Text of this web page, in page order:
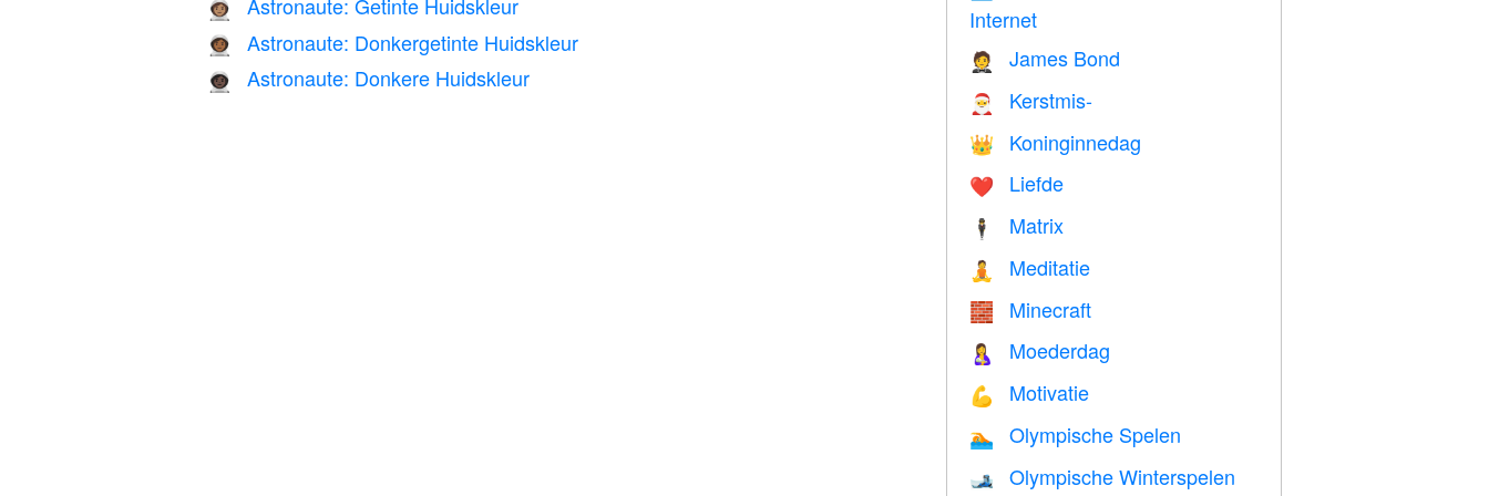
👩🏽‍🚀
👩🏾‍🚀 Astronaute: Donkergetinte Huidskleur
👩🏿‍🚀 Astronaute: Donkere Huidskleur
Internet
🤵 James Bond
🎅 Kerstmis-
👑 Koninginnedag
❤️️ Liefde
🕴️ Matrix
🧘 Meditatie
🧱 Minecraft
🤱 Moederdag
💪 Motivatie
🏊 Olympische Spelen
🎿 Olympische Winterspelen